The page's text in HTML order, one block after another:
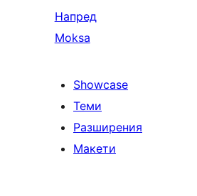
Напред
Moksa
Showcase
Теми
Разширения
Макети